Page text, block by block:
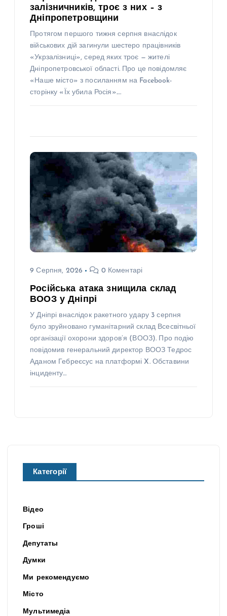
залізничників, троє з них – з
Дніпропетровщини
Протягом першого тижня серпня внаслідок
військових дій загинули шестеро працівників
«Укрзалізниці», серед яких троє — жителі
Дніпропетровської області. Про це повідомляє
«Наше місто» з посиланням на Facebook-
сторінку «Їх убила Росія».…
9 Серпня, 2026 0 Коментарі
Російська атака знищила склад
ВООЗ у Дніпрі
У Дніпрі внаслідок ракетного удару 3 серпня
було зруйновано гуманітарний склад Всесвітньої
організації охорони здоров’я (ВООЗ). Про подію
повідомив генеральний директор ВООЗ Тедрос
Аданом Гебреєсус на платформі X. Обставини
інциденту…
Категорії
Відео
Гроші
Депутаты
Думки
Ми рекомендуємо
Місто
Мультимедіа